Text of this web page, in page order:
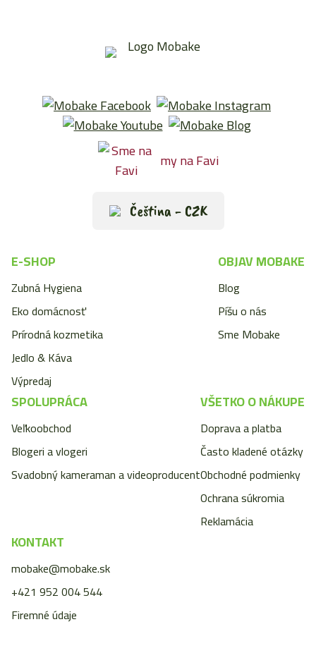
my na Favi
Čeština - CZK
E-SHOP
Zubná Hygiena
Eko domácnosť
Prírodná kozmetika
Jedlo & Káva
Výpredaj
OBJAV MOBAKE
Blog
Píšu o nás
Sme Mobake
SPOLUPRÁCA
Veľkoobchod
Blogeri a vlogeri
Svadobný kameraman a videoproducent
VŠETKO O NÁKUPE
Doprava a platba
Často kladené otázky
Obchodné podmienky
Ochrana súkromia
Reklamácia
KONTAKT
mobake@mobake.sk
+421 952 004 544
Firemné údaje